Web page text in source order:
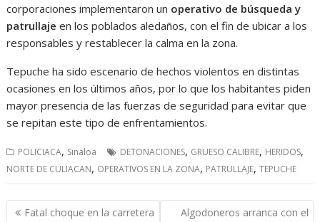
corporaciones implementaron un operativo de búsqueda y
patrullaje en los poblados aledaños, con el fin de ubicar a los
responsables y restablecer la calma en la zona.
Tepuche ha sido escenario de hechos violentos en distintas
ocasiones en los últimos años, por lo que los habitantes piden
mayor presencia de las fuerzas de seguridad para evitar que
se repitan este tipo de enfrentamientos.
POLICIACA, Sinaloa DETONACIONES, GRUESO CALIBRE, HERIDOS,
NORTE DE CULIACAN, OPERATIVOS EN LA ZONA, PATRULLAJE,TEPUCHE
Navegación
Fatal choque en la carretera
Algodoneros arranca con el